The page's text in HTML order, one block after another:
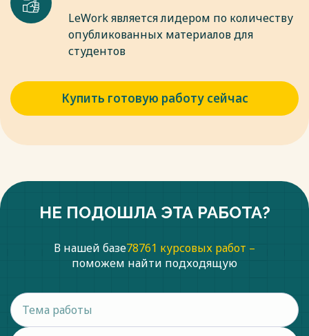
LeWork является лидером по количеству
опубликованных материалов для
студентов
Купить готовую работу сейчас
НЕ ПОДОШЛА ЭТА РАБОТА?
В нашей базе78761 курсовых работ –
поможем найти подходящую